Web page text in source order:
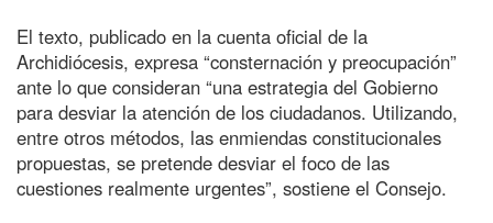
El texto, publicado en la cuenta oficial de la
Archidiócesis, expresa “consternación y preocupación”
ante lo que consideran “una estrategia del Gobierno
para desviar la atención de los ciudadanos. Utilizando,
entre otros métodos, las enmiendas constitucionales
propuestas, se pretende desviar el foco de las
cuestiones realmente urgentes”, sostiene el Consejo.